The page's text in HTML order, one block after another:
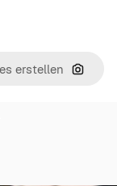
Nach